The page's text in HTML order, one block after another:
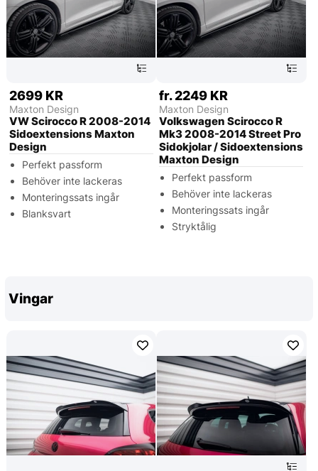
2699 KR
Maxton Design
VW Scirocco R 2008-2014
Sidoextensions Maxton
Design
Perfekt passform
Behöver inte lackeras
Monteringssats ingår
Blanksvart
fr. 2249 KR
Maxton Design
Volkswagen Scirocco R
Mk3 2008-2014 Street Pro
Sidokjolar / Sidoextensions
Maxton Design
Perfekt passform
Behöver inte lackeras
Monteringssats ingår
Stryktålig
Vingar